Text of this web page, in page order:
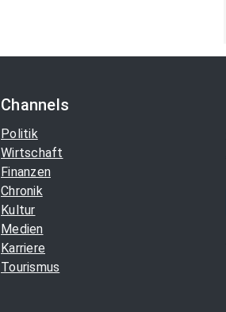
Channels
Politik
Wirtschaft
Finanzen
Chronik
Kultur
Medien
Karriere
Tourismus